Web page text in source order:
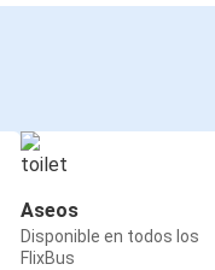
Aseos
Disponible en todos los
FlixBus